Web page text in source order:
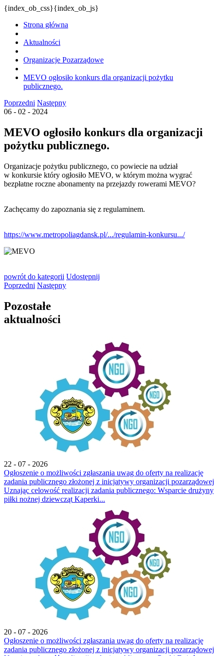
{index_ob_css}{index_ob_js}
Strona główna
Aktualności
Organizacje Pozarządowe
MEVO ogłosiło konkurs dla organizacji pożytku
publicznego.
Poprzedni Następny
06 - 02 - 2024
MEVO ogłosiło konkurs dla organizacji
pożytku publicznego.
Organizacje pożytku publicznego, co powiecie na udział
w konkursie który ogłosiło MEVO, w którym można wygrać
bezpłatne roczne abonamenty na przejazdy rowerami MEVO?
Zachęcamy do zapoznania się z regulaminem.
https://www.metropoliagdansk.pl/.../regulamin-konkursu.../
powrót do kategorii Udostępnij
Poprzedni Następny
Pozostałe
aktualności
22 - 07 - 2026
Ogłoszenie o możliwości zgłaszania uwag do oferty na realizację
zadania publicznego złożonej z inicjatywy organizacji pozarządowej
Uznając celowość realizacji zadania publicznego: Wsparcie drużyny
piłki nożnej dziewcząt Kaperki...
20 - 07 - 2026
Ogłoszenie o możliwości zgłaszania uwag do oferty na realizację
zadania publicznego złożonej z inicjatywy organizacji pozarządowej